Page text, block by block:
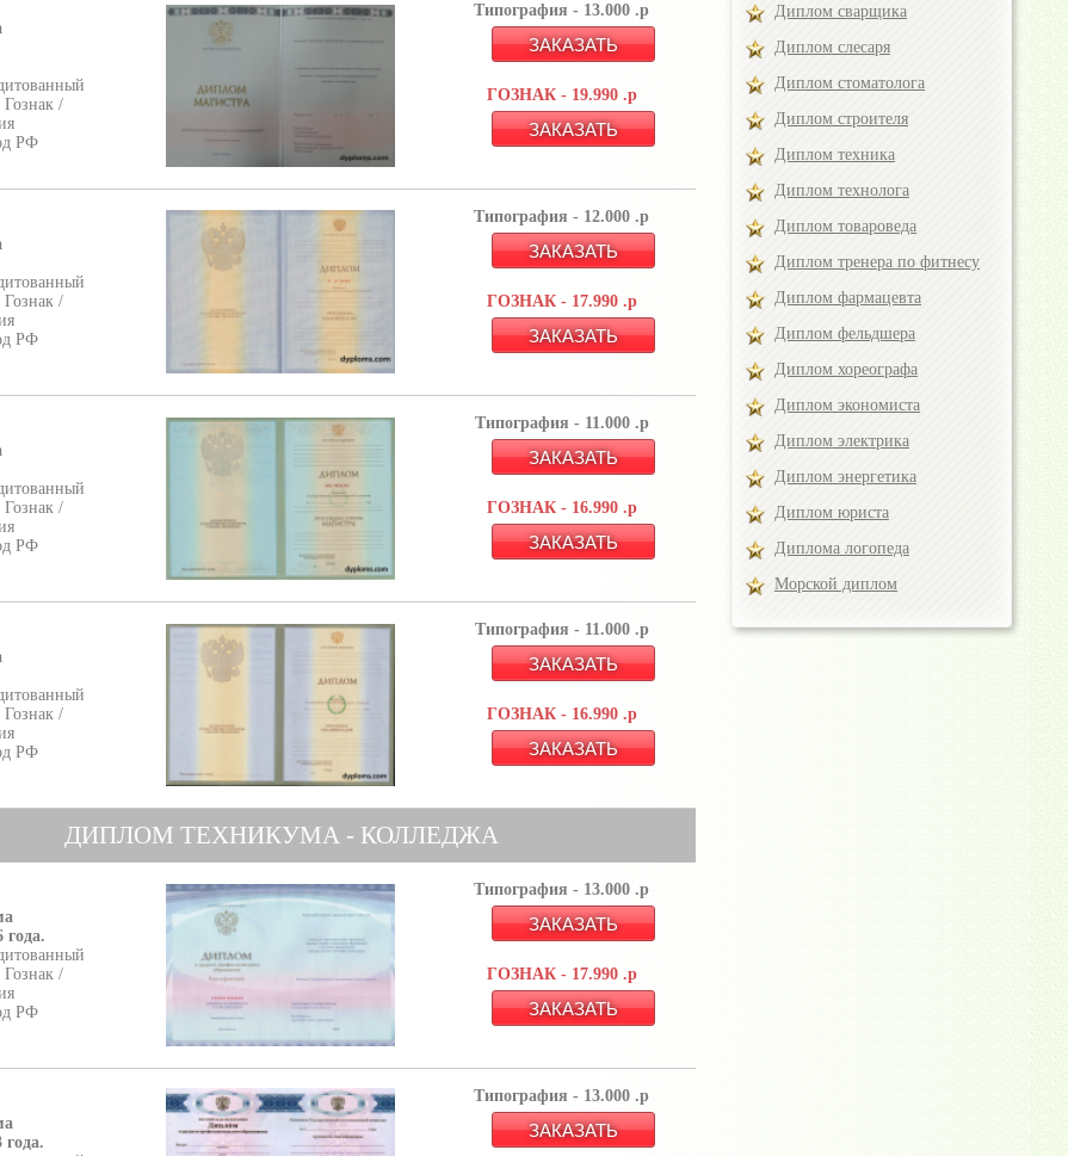
/
РФ
Типография - 13.000 .р
ГОЗНАК - 19.990 .р
/
РФ
Типография - 12.000 .р
ГОЗНАК - 17.990 .р
/
РФ
Типография - 11.000 .р
ГОЗНАК - 16.990 .р
/
РФ
Типография - 11.000 .р
ГОЗНАК - 16.990 .р
ДИПЛОМ ТЕХНИКУМА - КОЛЛЕДЖА
года.
/
РФ
Типография - 13.000 .р
ГОЗНАК - 17.990 .р
года.
Типография - 13.000 .р
Диплом сварщика
Диплом слесаря
Диплом стоматолога
Диплом строителя
Диплом техника
Диплом технолога
Диплом товароведа
Диплом тренера по фитнесу
Диплом фармацевта
Диплом фельдшера
Диплом хореографа
Диплом экономиста
Диплом электрика
Диплом энергетика
Диплом юриста
Диплома логопеда
Морской диплом